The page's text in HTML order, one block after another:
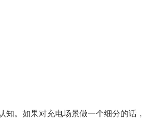
知。如果对充电场景做一个细分的话，